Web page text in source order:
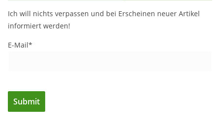
Ich will nichts verpassen und bei Erscheinen neuer Artikel
informiert werden!
E-Mail*